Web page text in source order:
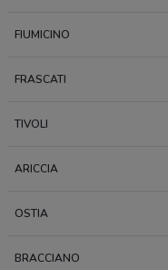
FIUMICINO
FRASCATI
TIVOLI
ARICCIA
OSTIA
BRACCIANO